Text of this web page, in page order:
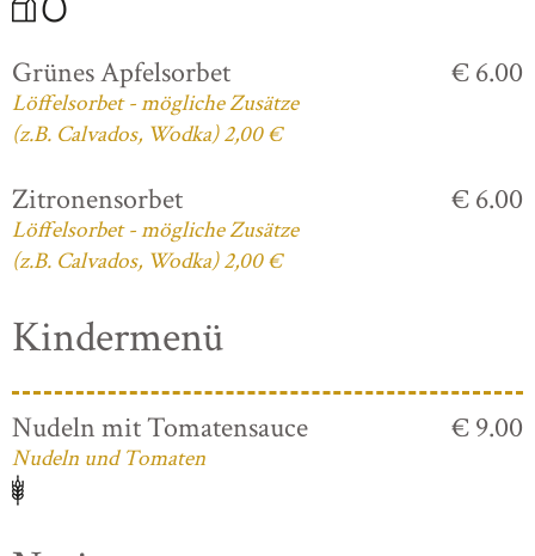
Grünes Apfelsorbet
Löffelsorbet - mögliche Zusätze
(z.B. Calvados, Wodka) 2,00 €
€ 6.00
Zitronensorbet
Löffelsorbet - mögliche Zusätze
(z.B. Calvados, Wodka) 2,00 €
€ 6.00
Kindermenü
Nudeln mit Tomatensauce
Nudeln und Tomaten
€ 9.00